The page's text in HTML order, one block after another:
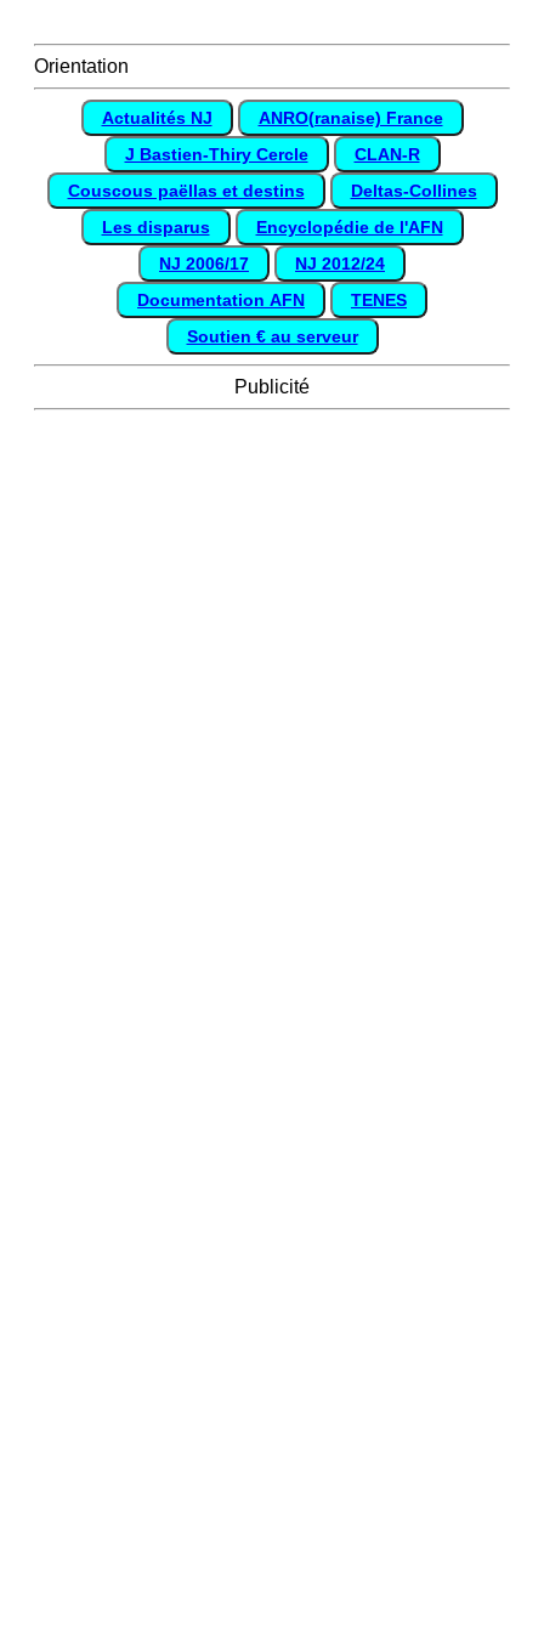
Orientation
Actualités NJ
ANRO(ranaise) France
J Bastien-Thiry Cercle
CLAN-R
Couscous paëllas et destins
Deltas-Collines
Les disparus
Encyclopédie de l'AFN
NJ 2006/17
NJ 2012/24
Documentation AFN
TENES
Soutien € au serveur
Publicité